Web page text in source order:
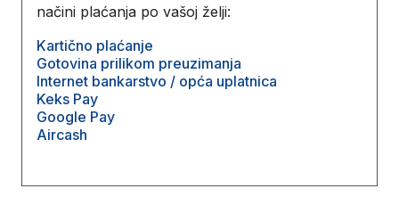
načini plaćanja po vašoj želji:
Kartično plaćanje
Gotovina prilikom preuzimanja
Internet bankarstvo / opća uplatnica
Keks Pay
Google Pay
Aircash